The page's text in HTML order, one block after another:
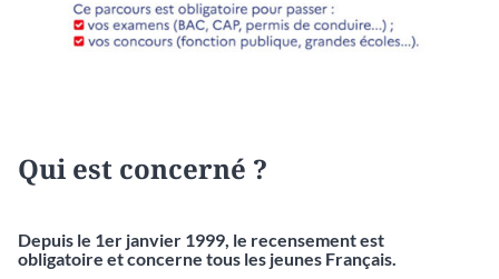
Qui est concerné ?
Depuis le 1er janvier 1999, le recensement est
obligatoire et concerne tous les jeunes Français.